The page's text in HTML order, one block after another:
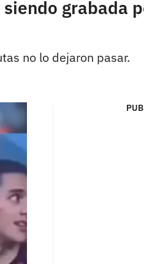
grabada
no lo dejaron pasar.